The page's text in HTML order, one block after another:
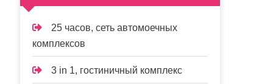
25 часов, сеть автомоечных
комплексов
3 in 1, гостиничный комплекс